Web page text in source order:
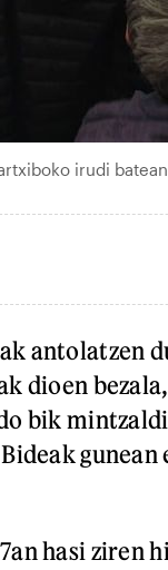
irudi
antolatzen
dioen
bik
hasi ziren